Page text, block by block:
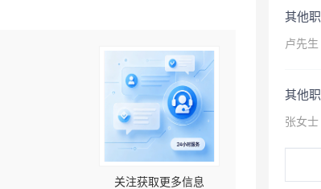
关注获取更多信息
其他
卢先生
其他
张女士